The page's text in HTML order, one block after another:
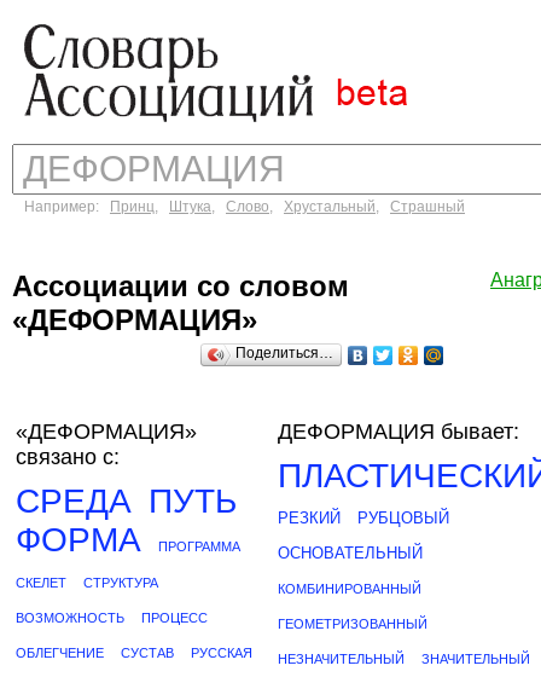
Например: Принц, Штука, Слово, Хрустальный, Страшный
Ассоциации со словом
«ДЕФОРМАЦИЯ»
Поделиться…
«ДЕФОРМАЦИЯ»
связано с:
СРЕДА ПУТЬ
ФОРМА
ПРОГРАММА
СКЕЛЕТ СТРУКТУРА
ВОЗМОЖНОСТЬ ПРОЦЕСС
ОБЛЕГЧЕНИЕ СУСТАВ РУССКАЯ
ДЕФОРМАЦИЯ бывает:
РЕЗКИЙ
РУБЦОВЫЙ
ОСНОВАТЕЛЬНЫЙ
КОМБИНИРОВАННЫЙ
ГЕОМЕТРИЗОВАННЫЙ
НЕЗНАЧИТЕЛЬНЫЙ ЗНАЧИТЕЛЬНЫЙ